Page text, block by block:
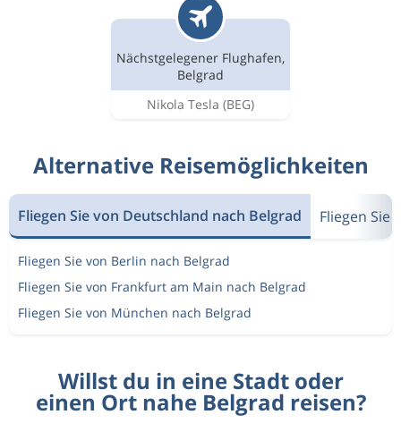
Nächstgelegener Flughafen,
Belgrad
Nikola Tesla (BEG)
Alternative Reisemöglichkeiten
Fliegen Sie von Deutschland nach Belgrad Fliegen Sie
Fliegen Sie von Berlin nach Belgrad
Fliegen Sie von Frankfurt am Main nach Belgrad
Fliegen Sie von München nach Belgrad
Willst du in eine Stadt oder
einen Ort nahe Belgrad reisen?